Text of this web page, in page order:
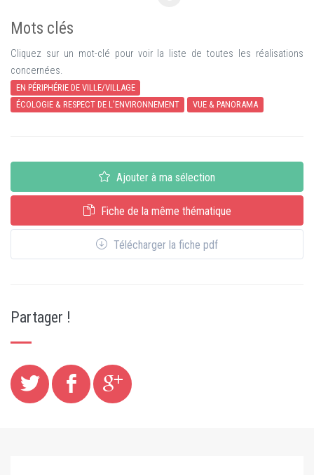
Mots clés
Cliquez sur un mot-clé pour voir la liste de toutes les réalisations
concernées.
EN PÉRIPHÉRIE DE VILLE/VILLAGE
ÉCOLOGIE & RESPECT DE L’ENVIRONNEMENT
VUE & PANORAMA
Ajouter à ma sélection
Fiche de la même thématique
Télécharger la fiche pdf
Partager !